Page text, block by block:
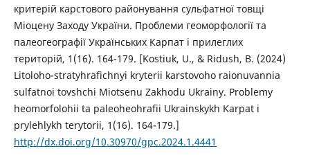
критерій карстового районування сульфатної товщі
Міоцену Заходу України. Проблеми геоморфології та
палеогеографії Українських Карпат і прилеглих
територій, 1(16). 164-179. [Kostiuk, U., & Ridush, B. (2024)
Litoloho-stratyhrafichnyi kryterii karstovoho raionuvannia
sulfatnoi tovshchi Miotsenu Zakhodu Ukrainy. Problemy
heomorfolohii ta paleoheohrafii Ukrainskykh Karpat i
prylehlykh terytorii, 1(16). 164-179.]
http://dx.doi.org/10.30970/gpc.2024.1.4441